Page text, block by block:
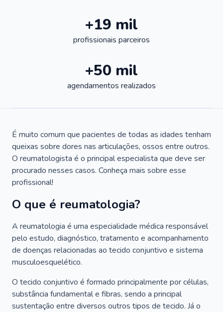
+19 mil
profissionais parceiros
+50 mil
agendamentos realizados
É muito comum que pacientes de todas as idades tenham
queixas sobre dores nas articulações, ossos entre outros.
O reumatologista é o principal especialista que deve ser
procurado nesses casos. Conheça mais sobre esse
profissional!
O que é reumatologia?
A reumatologia é uma especialidade médica responsável
pelo estudo, diagnóstico, tratamento e acompanhamento
de doenças relacionadas ao tecido conjuntivo e sistema
musculoesquelético.
O tecido conjuntivo é formado principalmente por células,
substância fundamental e fibras, sendo a principal
sustentação entre diversos outros tipos de tecido. Já o